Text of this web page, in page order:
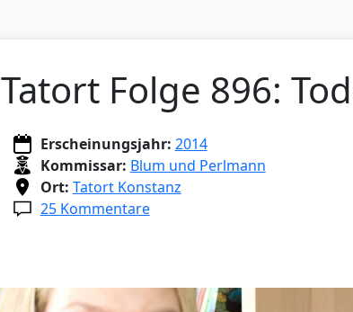
Tatort Folge 896:
Erscheinungsjahr: 2014
Kommissar: Blum und Perlmann
Ort: Tatort Konstanz
25 Kommentare